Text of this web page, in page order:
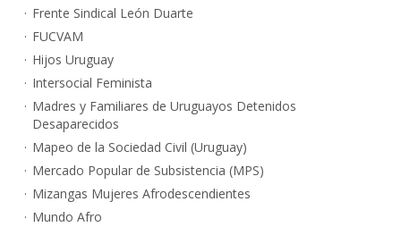
Frente Sindical León Duarte
FUCVAM
Hijos Uruguay
Intersocial Feminista
Madres y Familiares de Uruguayos Detenidos
Desaparecidos
Mapeo de la Sociedad Civil (Uruguay)
Mercado Popular de Subsistencia (MPS)
Mizangas Mujeres Afrodescendientes
Mundo Afro